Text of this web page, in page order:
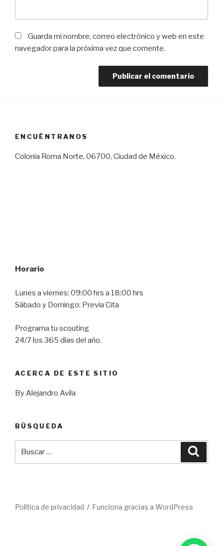
Guarda mi nombre, correo electrónico y web en este
navegador para la próxima vez que comente.
ENCUÉNTRANOS
Colonia Roma Norte, 06700, Ciudad de México.
Horario
Lunes a viernes: 09:00 hrs a 18:00 hrs
Sábado y Domingo: Previa Cita
Programa tu scouting
24/7 los 365 días del año.
ACERCA DE ESTE SITIO
By Alejandro Avila
BÚSQUEDA
Política de privacidad Funciona gracias a WordPress